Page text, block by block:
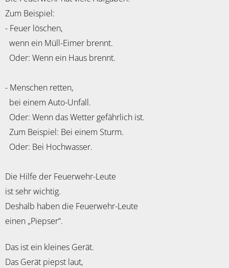
Zum Beispiel:
- Feuer löschen,
wenn ein Müll-Eimer brennt.
Oder: Wenn ein Haus brennt.
- Menschen retten,
bei einem Auto-Unfall.
Oder: Wenn das Wetter gefährlich ist.
Zum Beispiel: Bei einem Sturm.
Oder: Bei Hochwasser.
Die Hilfe der Feuerwehr-Leute
ist sehr wichtig.
Deshalb haben die Feuerwehr-Leute
einen „Piepser“.
Das ist ein kleines Gerät.
Das Gerät piepst laut,